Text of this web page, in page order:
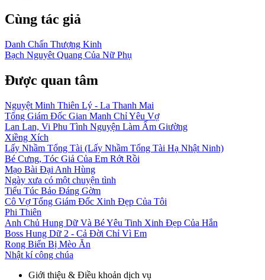
Cùng tác giả
Danh Chấn Thượng Kinh
Bạch Nguyêt Quang Của Nữ Phụ
Được quan tâm
Nguyệt Minh Thiên Lý - La Thanh Mai
Tổng Giám Đốc Gian Manh Chỉ Yêu Vợ
Lan Lan, Vi Phu Tình Nguyện Làm Ấm Giường
Xiềng Xích
Lấy Nhầm Tổng Tài (Lấy Nhầm Tổng Tài Hạ Nhật Ninh)
Bé Cưng, Tóc Giả Của Em Rớt Rồi
Mạo Bài Đại Anh Hùng
Ngày xưa có một chuyện tình
Tiểu Túc Bảo Đáng Gờm
Cô Vợ Tổng Giám Đốc Xinh Đẹp Của Tôi
Phi Thiên
Anh Chủ Hung Dữ Và Bé Yêu Tinh Xinh Đẹp Của Hắn
Boss Hung Dữ 2 - Cả Đời Chỉ Vì Em
Rong Biển Bị Mèo Ăn
Nhật kí công chúa
Giới thiệu & Điều khoản dịch vụ